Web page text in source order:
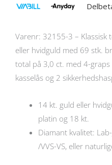
Varenr: 32155-3 – Klassisk
eller hvidguld med 69 stk.
total på 3,0 ct. med 4-
kasselås og 2
14 kt. guld eller
platin og 18 kt.
Diamant kvalitet:
/VVS-VS, eller